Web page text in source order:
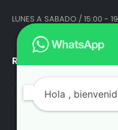
LUNES A SABADO / 15:00 -
REDES SOCIALES
Hola ,